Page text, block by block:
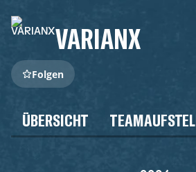
VARIANX
Folgen
ÜBERSICHT